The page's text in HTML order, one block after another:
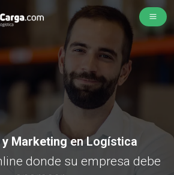
Marketingen Logística
donde su empresa debe